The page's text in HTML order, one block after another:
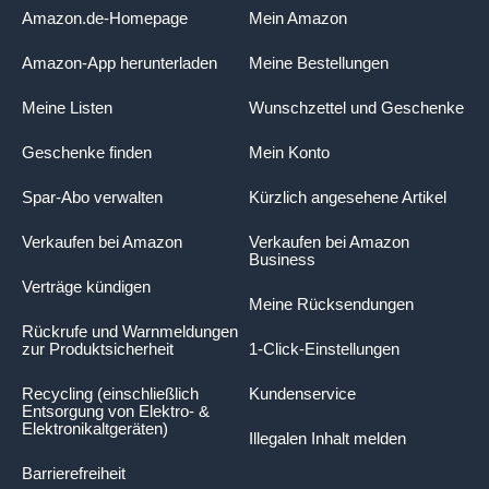
Mein Amazon
Meine Bestellungen
Wunschzettel und Geschenke
Mein Konto
Kürzlich angesehene Artikel
Verkaufen bei Amazon
Business
Meine Rücksendungen
1-Click-Einstellungen
Kundenservice
Illegalen Inhalt melden
Amazon.de-Homepage
Amazon-App herunterladen
Meine Listen
Geschenke finden
Spar-Abo verwalten
Verkaufen bei Amazon
Verträge kündigen
Rückrufe und Warnmeldungen
zur Produktsicherheit
Recycling (einschließlich
Entsorgung von Elektro- &
Elektronikaltgeräten)
Barrierefreiheit